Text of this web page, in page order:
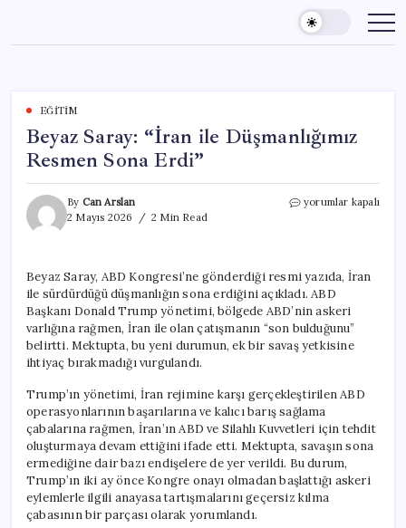
content
EĞITIM
Beyaz Saray: “İran ile Düşmanlığımız
Resmen Sona Erdi”
By Can Arslan
2 Mayıs 2026
2 Min Read
Beyaz
Resmen
Sona
Erdi”
için
yorumlar kapalı
Beyaz Saray, ABD Kongresi’ne gönderdiği resmi yazıda, İran
ile sürdürdüğü düşmanlığın sona erdiğini açıkladı. ABD
Başkanı Donald Trump yönetimi, bölgede ABD’nin askeri
varlığına rağmen, İran ile olan çatışmanın “son bulduğunu”
belirtti. Mektupta, bu yeni durumun, ek bir savaş yetkisine
ihtiyaç bırakmadığı vurgulandı.
Trump’ın yönetimi, İran rejimine karşı gerçekleştirilen ABD
operasyonlarının başarılarına ve kalıcı barış sağlama
çabalarına rağmen, İran’ın ABD ve Silahlı Kuvvetleri için tehdit
oluşturmaya devam ettiğini ifade etti. Mektupta, savaşın sona
ermediğine dair bazı endişelere de yer verildi. Bu durum,
Trump’ın iki ay önce Kongre onayı olmadan başlattığı askeri
eylemlerle ilgili anayasa tartışmalarını geçersiz kılma
çabasının bir parçası olarak yorumlandı.